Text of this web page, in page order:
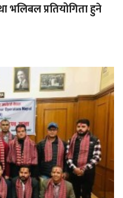
भलिबल प्रतियोगिता हुने